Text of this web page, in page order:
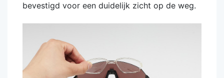
bevestigd voor een duidelijk zicht op de weg.